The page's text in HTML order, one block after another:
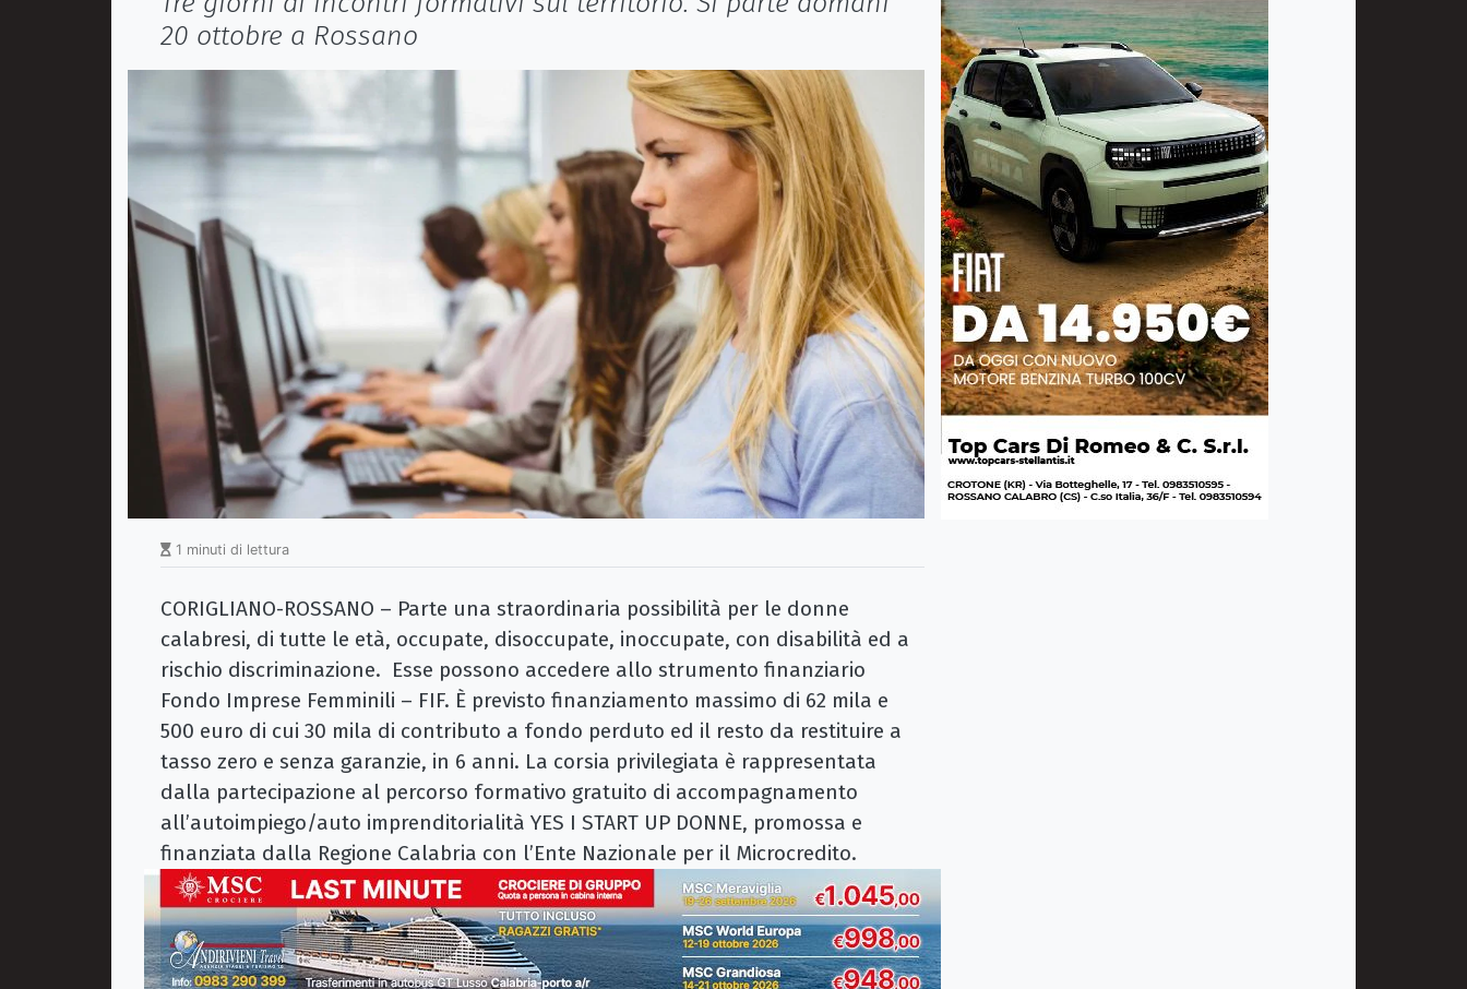
20 ottobre a Rossano
1 minuti di lettura
CORIGLIANO-ROSSANO – Parte una straordinaria possibilità per le donne
calabresi, di tutte le età, occupate, disoccupate, inoccupate, con disabilità ed a
rischio discriminazione. Esse possono accedere allo strumento finanziario
Fondo Imprese Femminili – FIF. È previsto finanziamento massimo di 62 mila e
500 euro di cui 30 mila di contributo a fondo perduto ed il resto da restituire a
tasso zero e senza garanzie, in 6 anni. La corsia privilegiata è rappresentata
dalla partecipazione al percorso formativo gratuito di accompagnamento
all’autoimpiego/auto imprenditorialità YES I START UP DONNE, promossa e
finanziata dalla Regione Calabria con l’Ente Nazionale per il Microcredito.